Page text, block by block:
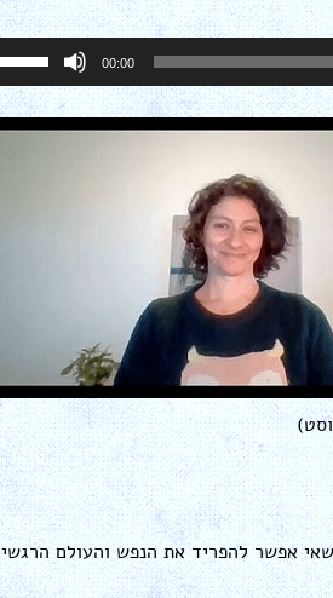
00:00
אפשר להפריד את הנפש והעולם הרגשי